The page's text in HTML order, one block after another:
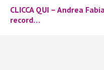
CLICCA QUI – Andrea
record…